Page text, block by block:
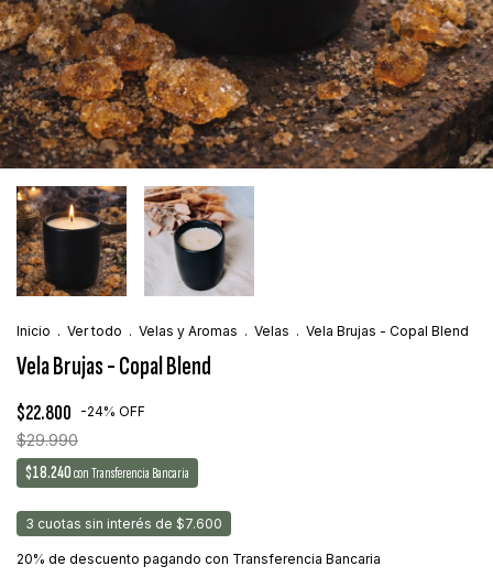
Inicio . Ver todo . Velas y Aromas . Velas . Vela Brujas - Copal Blend
Vela Brujas - Copal Blend
$22.800 -24% OFF
$29.990
$18.240conTransferencia Bancaria
3 cuotas sin interés de $7.600
20% de descuento pagando con Transferencia Bancaria